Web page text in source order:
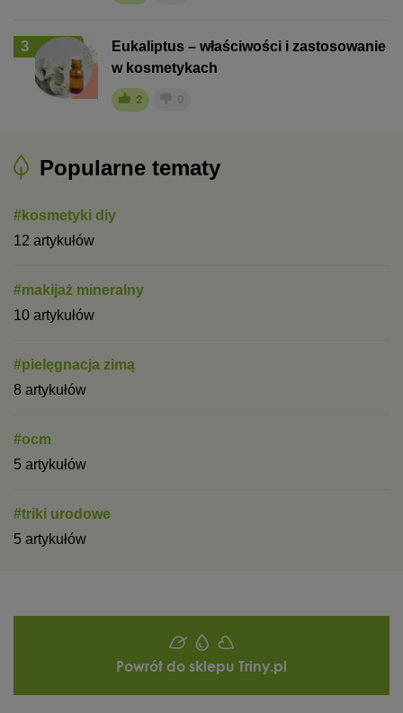
3
Eukaliptus – właściwości i zastosowanie
w kosmetykach
2
Popularne tematy
#kosmetyki diy
12 artykułów
#makijaż mineralny
10 artykułów
#pielęgnacja zimą
8 artykułów
#ocm
5 artykułów
#triki urodowe
5 artykułów
Powrót do sklepu Triny.pl